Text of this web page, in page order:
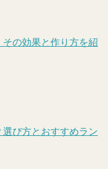
の効果と作り方を紹
び方とおすすめラン